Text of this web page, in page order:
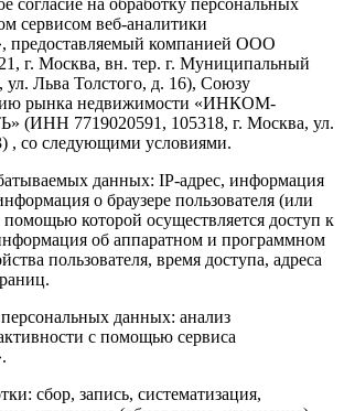
сервисом веб-аналитики
предоставляемый компанией ООО
г. Москва, вн. тер. г. Муниципальный
Льва Толстого, д. 16), Союзу
рынка недвижимости «ИНКОМ-
7719020591, 105318, г. Москва, ул.
, со следующими условиями.
данных: IP-адрес, информация
о браузере пользователя (или
которой осуществляется доступ к
об аппаратном и программном
пользователя, время доступа, адреса
данных: анализ
с помощью сервиса
сбор, запись, систематизация,